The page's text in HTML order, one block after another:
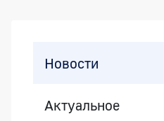
Новости
Актуальное